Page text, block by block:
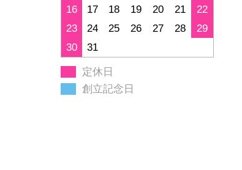
16
17 18 19 20 21
22
23
24 25 26 27 28
29
30
31
定休日
創立記念日